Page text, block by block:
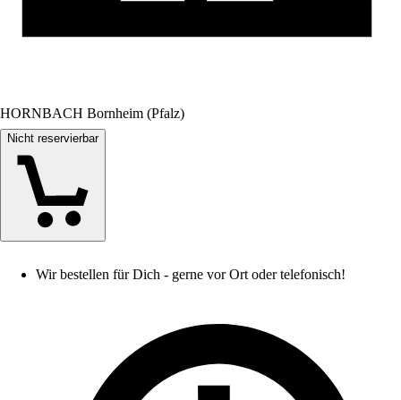
HORNBACH Bornheim (Pfalz)
Nicht reservierbar
Wir bestellen für Dich - gerne vor Ort oder telefonisch!